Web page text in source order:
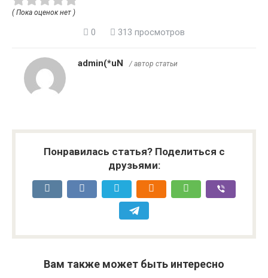
( Пока оценок нет )
0 313 просмотров
admin(*uN / автор статьи
Понравилась статья? Поделиться с
друзьями:
Вам также может быть интересно